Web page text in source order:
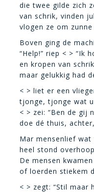
die twee gilde zich
van schrik, vinden
vlogen ze om zunne
Boven ging de
“Help!” riep < > “Ik
en kropen van
maar gelukkig had
< > liet er een
tjonge, tjonge wat
< > zei: “Ben de gij
doe dé thuis,
Mar mensenlief wat
heel stond
De mensen
of loerden stiekem
< > zegt: “Stil maar